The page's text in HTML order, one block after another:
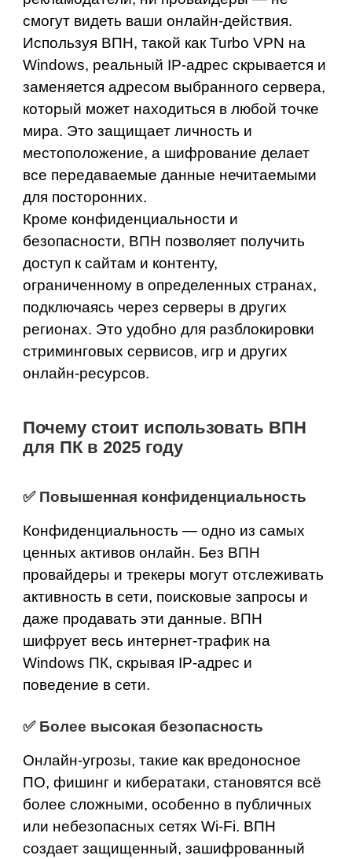
смогут видеть ваши онлайн-действия.
Используя ВПН, такой как Turbo VPN на
Windows, реальный IP-адрес скрывается и
заменяется адресом выбранного сервера,
который может находиться в любой точке
мира. Это защищает личность и
местоположение, а шифрование делает
все передаваемые данные нечитаемыми
для посторонних.
Кроме конфиденциальности и
безопасности, ВПН позволяет получить
доступ к сайтам и контенту,
ограниченному в определенных странах,
подключаясь через серверы в других
регионах. Это удобно для разблокировки
стриминговых сервисов, игр и других
онлайн-ресурсов.
Почему стоит использовать ВПН
для ПК в 2025 году
✅ Повышенная конфиденциальность
Конфиденциальность — одно из самых
ценных активов онлайн. Без ВПН
провайдеры и трекеры могут отслеживать
активность в сети, поисковые запросы и
даже продавать эти данные. ВПН
шифрует весь интернет-трафик на
Windows ПК, скрывая IP-адрес и
поведение в сети.
✅ Более высокая безопасность
Онлайн-угрозы, такие как вредоносное
ПО, фишинг и кибератаки, становятся всё
более сложными, особенно в публичных
или небезопасных сетях Wi-Fi. ВПН
создает защищенный, зашифрованный